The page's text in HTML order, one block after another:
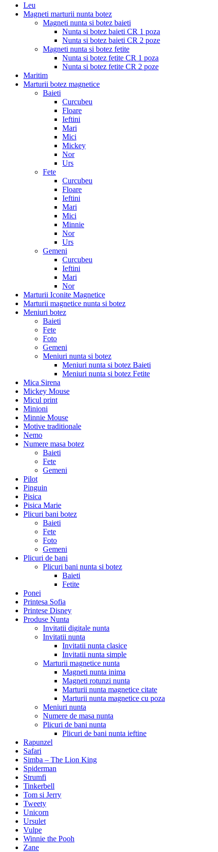
Leu
Magneti marturii nunta botez
Magneti nunta si botez baieti
Nunta si botez baieti CR 1 poza
Nunta si botez baieti CR 2 poze
Magneti nunta si botez fetite
Nunta si botez fetite CR 1 poza
Nunta si botez fetite CR 2 poze
Maritim
Marturii botez magnetice
Baieti
Curcubeu
Floare
Ieftini
Mari
Mici
Mickey
Nor
Urs
Fete
Curcubeu
Floare
Ieftini
Mari
Mici
Minnie
Nor
Urs
Gemeni
Curcubeu
Ieftini
Mari
Nor
Marturii Iconite Magnetice
Marturii magnetice nunta si botez
Meniuri botez
Baieti
Fete
Foto
Gemeni
Meniuri nunta si botez
Meniuri nunta si botez Baieti
Meniuri nunta si botez Fetite
Mica Sirena
Mickey Mouse
Micul print
Minioni
Minnie Mouse
Motive traditionale
Nemo
Numere masa botez
Baieti
Fete
Gemeni
Pilot
Pinguin
Pisica
Pisica Marie
Plicuri bani botez
Baieti
Fete
Foto
Gemeni
Plicuri de bani
Plicuri bani nunta si botez
Baieti
Fetite
Ponei
Printesa Sofia
Printese Disney
Produse Nunta
Invitatii digitale nunta
Invitatii nunta
Invitatii nunta clasice
Invitatii nunta simple
Marturii magnetice nunta
Magneti nunta inima
Magneti rotunzi nunta
Marturii nunta magnetice citate
Marturii nunta magnetice cu poza
Meniuri nunta
Numere de masa nunta
Plicuri de bani nunta
Plicuri de bani nunta ieftine
Rapunzel
Safari
Simba – The Lion King
Spiderman
Strumfi
Tinkerbell
Tom si Jerry
Tweety
Unicorn
Ursulet
Vulpe
Winnie the Pooh
Zane